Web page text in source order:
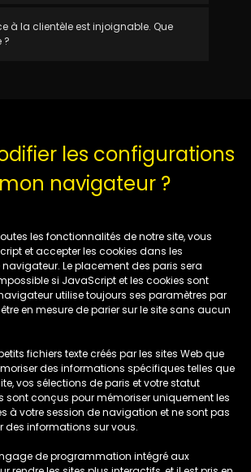
à la clientèle est injoignable. Que
?
les configurations
navigateur ?
les fonctionnalités de notre site, vous
et accepter les cookies dans les
Le placement des paris sera
si JavaScript et les cookies sont
utilise toujours ses paramètres par
en mesure de parier sur le site sans aucun
fichiers texte créés par les sites Web que
des informations spécifiques telles que
vos sélections de paris et votre statut
sont conçus pour mémoriser uniquement les
à votre session de navigation et ne sont pas
des informations sur vous.
de programmation intégré aux